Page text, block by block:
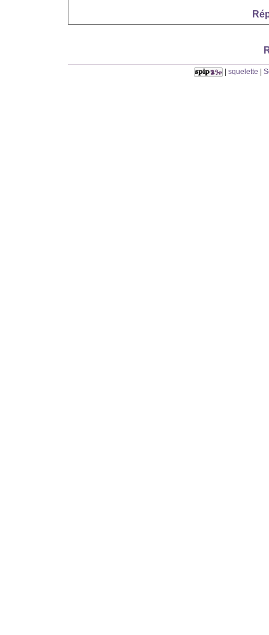
| squelette |